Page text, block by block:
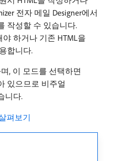
전자 메일 Designer에서
작성할 수 있습니다.
하거나 기존 HTML을
합니다.
, 이 모드를 선택하면
있으므로 비주얼
니다.
펴보기